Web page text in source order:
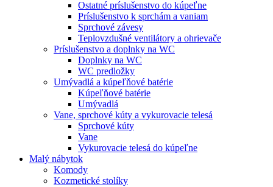
Ostatné príslušenstvo do kúpeľne
Príslušenstvo k sprchám a vaniam
Sprchové závesy
Teplovzdušné ventilátory a ohrievače
Príslušenstvo a doplnky na WC
Doplnky na WC
WC predložky
Umývadlá a kúpeľňové batérie
Kúpeľňové batérie
Umývadlá
Vane, sprchové kúty a vykurovacie telesá
Sprchové kúty
Vane
Vykurovacie telesá do kúpeľne
Malý nábytok
Komody
Kozmetické stolíky